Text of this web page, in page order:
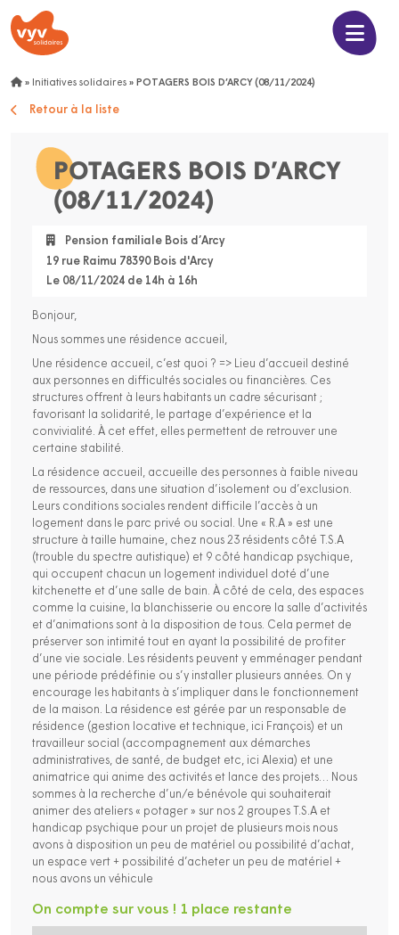
» Initiatives solidaires » POTAGERS BOIS D’ARCY (08/11/2024)
Retour à la liste
POTAGERS BOIS D’ARCY
(08/11/2024)
Pension familiale Bois d’Arcy
19 rue Raimu 78390 Bois d'Arcy
Le 08/11/2024 de 14h à 16h
Bonjour,
Nous sommes une résidence accueil,
Une résidence accueil, c’est quoi ? => Lieu d’accueil destiné
aux personnes en difficultés sociales ou financières. Ces
structures offrent à leurs habitants un cadre sécurisant ;
favorisant la solidarité, le partage d’expérience et la
convivialité. À cet effet, elles permettent de retrouver une
certaine stabilité.
La résidence accueil, accueille des personnes à faible niveau
de ressources, dans une situation d’isolement ou d’exclusion.
Leurs conditions sociales rendent difficile l’accès à un
logement dans le parc privé ou social. Une « R.A » est une
structure à taille humaine, chez nous 23 résidents côté T.S.A
(trouble du spectre autistique) et 9 côté handicap psychique,
qui occupent chacun un logement individuel doté d’une
kitchenette et d’une salle de bain. À côté de cela, des espaces
comme la cuisine, la blanchisserie ou encore la salle d’activités
et d’animations sont à la disposition de tous. Cela permet de
préserver son intimité tout en ayant la possibilité de profiter
d’une vie sociale. Les résidents peuvent y emménager pendant
une période prédéfinie ou s’y installer plusieurs années. On y
encourage les habitants à s’impliquer dans le fonctionnement
de la maison. La résidence est gérée par un responsable de
résidence (gestion locative et technique, ici François) et un
travailleur social (accompagnement aux démarches
administratives, de santé, de budget etc, ici Alexia) et une
animatrice qui anime des activités et lance des projets… Nous
sommes à la recherche d’un/e bénévole qui souhaiterait
animer des ateliers « potager » sur nos 2 groupes T.S.A et
handicap psychique pour un projet de plusieurs mois nous
avons à disposition un peu de matériel ou possibilité d’achat,
un espace vert + possibilité d’acheter un peu de matériel +
nous avons un véhicule
On compte sur vous ! 1 place restante